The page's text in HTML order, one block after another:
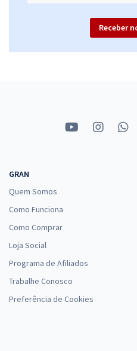
Economize
R$ 351,92
EMBRAPA - Empresa Brasileira
40000141: Analista - Área:
Economize
Receber
GRAN
Quem Somos
Como Funciona
Como Comprar
Loja Social
Programa de Afiliados
Trabalhe Conosco
Preferência de Cookies